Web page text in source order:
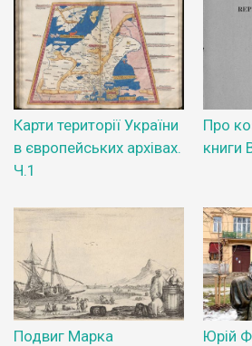
Карти території України
в європейських архівах.
Ч.1
Про
книги
Подвиг Марка
Юрій